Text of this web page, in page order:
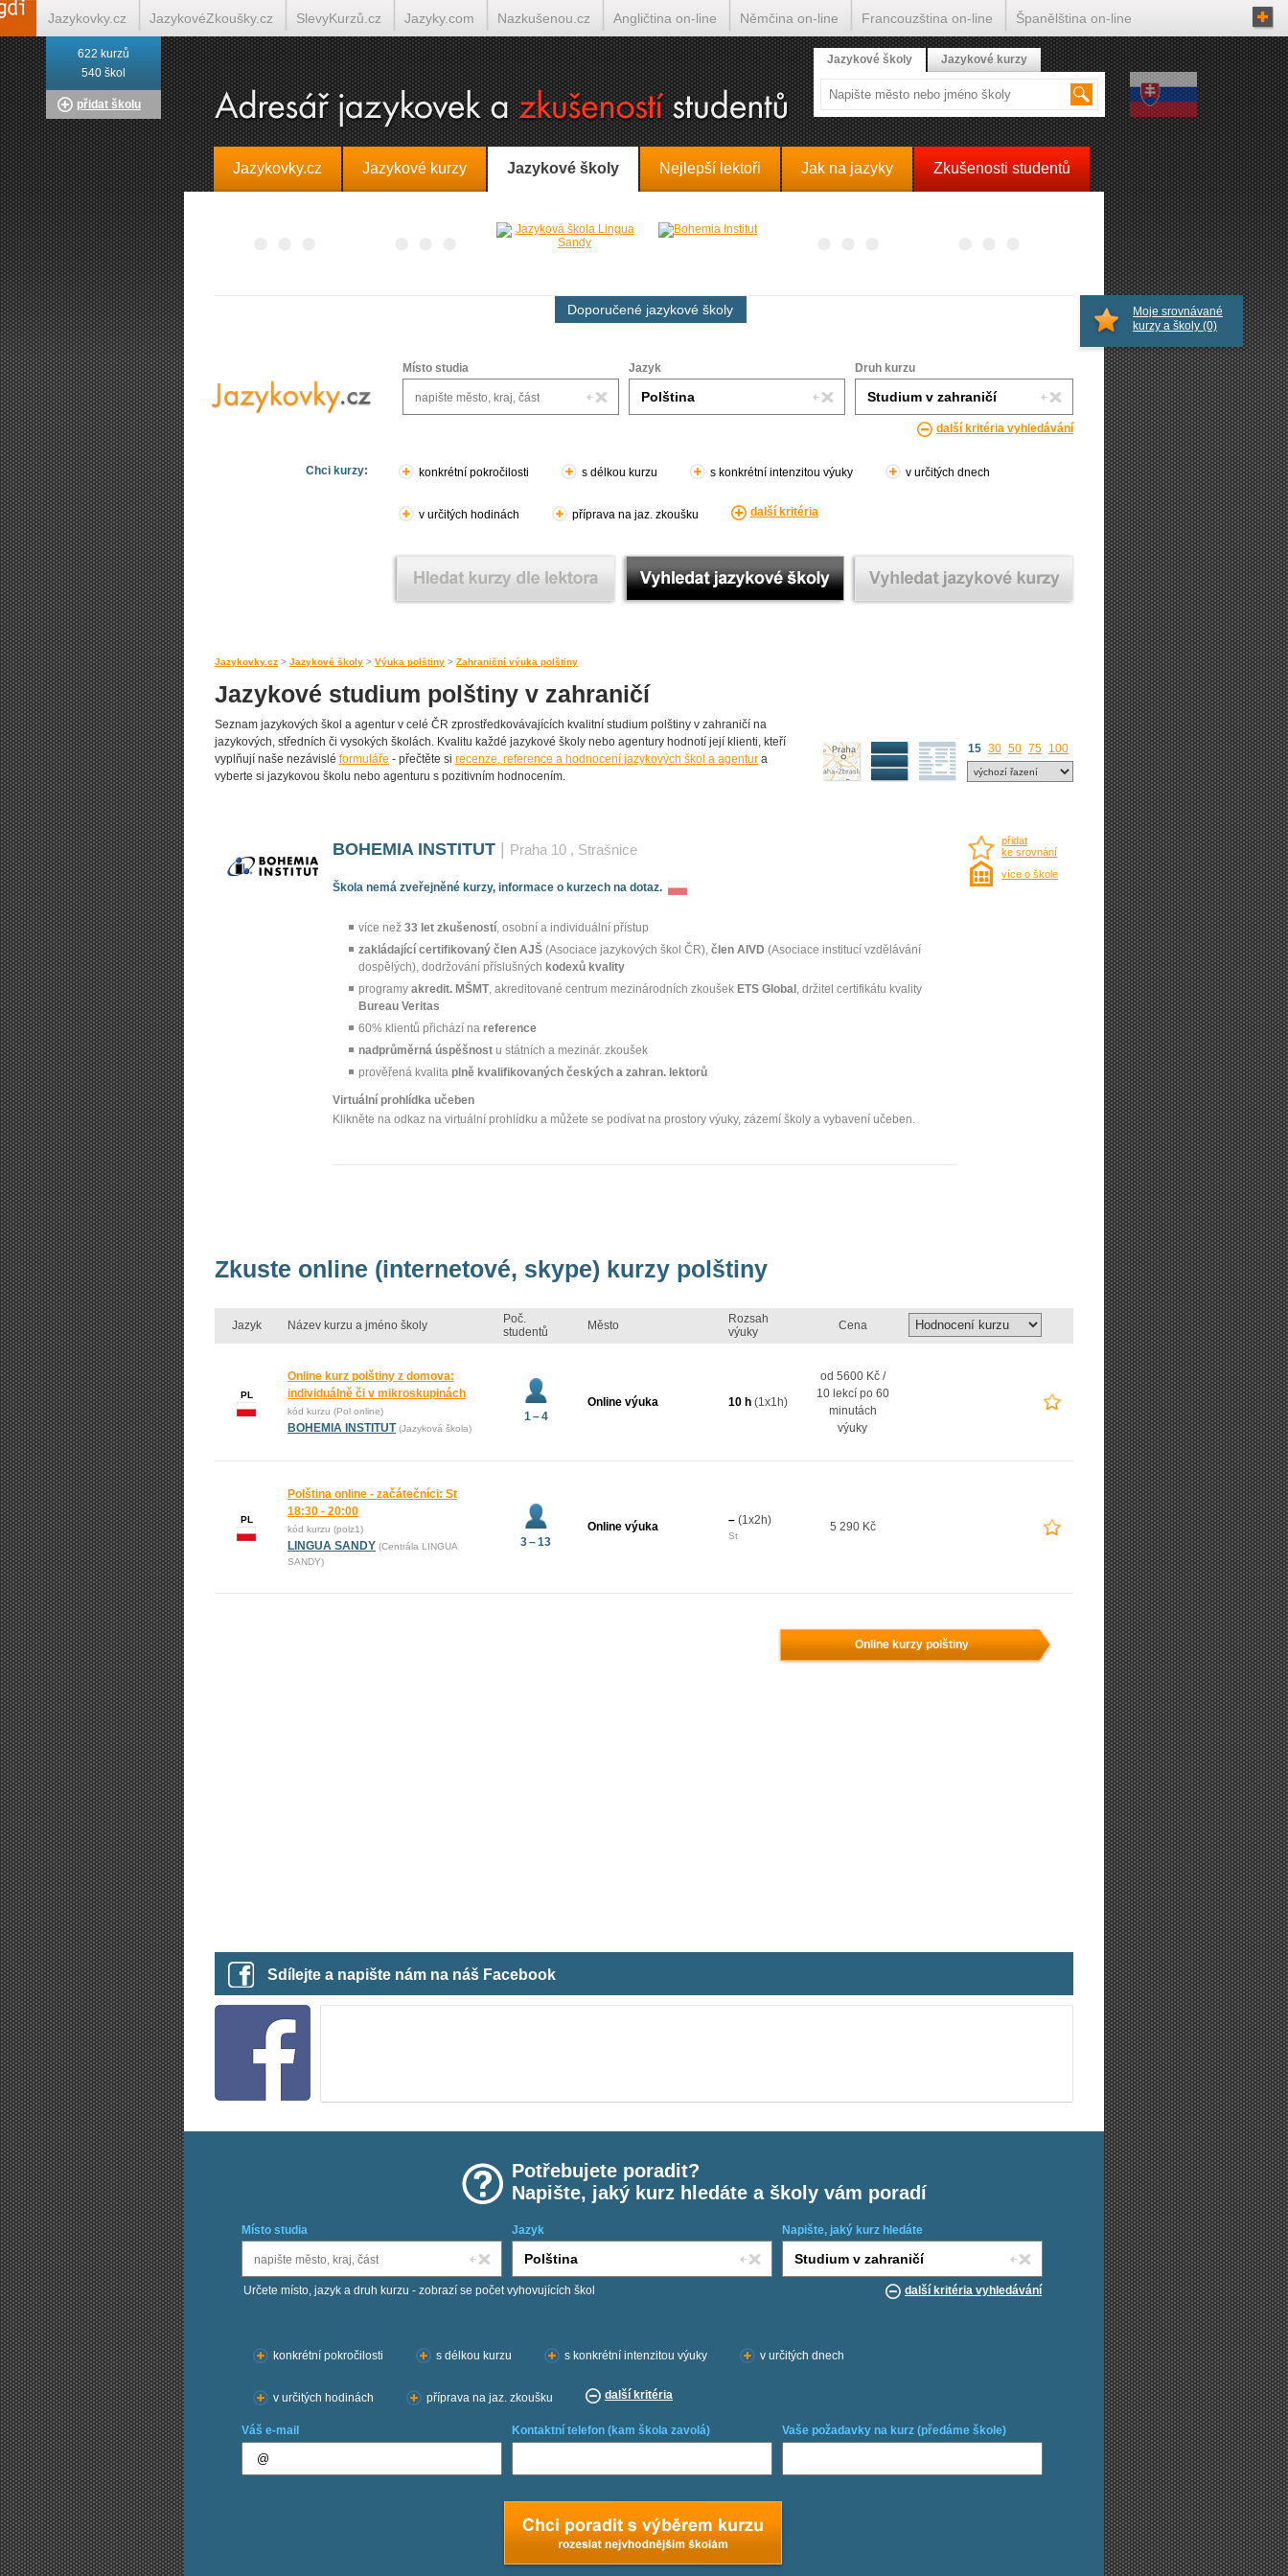
Jazykovky.cz Jazykové kurzy Jazykové školy Nejlepší lektoři Jak na jazyky Zkušenosti studentů
Doporučené jazykové školy
Místo studia Jazyk Druh kurzu
další kritéria vyhledávání
Chci kurzy: konkrétní pokročilosti s délkou kurzu s konkrétní intenzitou výuky v určitých dnech
v určitých hodinách příprava na jaz. zkoušku další kritéria
Jazykovky.cz > Jazykové školy > Výuka polštiny > Zahraniční výuka polštiny
Jazykové studium polštiny v zahraničí
Seznam jazykových škol a agentur v celé ČR zprostředkovávajících kvalitní studium polštiny v zahraničí na
jazykových, středních či vysokých školách. Kvalitu každé jazykové školy nebo agentury hodnotí její klienti, kteří
vyplňují naše nezávislé formuláře - přečtěte si recenze, reference a hodnocení jazykových škol a agentur a
vyberte si jazykovou školu nebo agenturu s pozitivním hodnocením.
15 30 50 75 100
BOHEMIA INSTITUT Praha 10 , Strašnice
Škola nemá zveřejněné kurzy, informace o kurzech na dotaz.
přidat
ke srovnání
více o škole
více než 33 let zkušeností, osobní a individuální přístup
zakládající certifikovaný člen AJŠ (Asociace jazykových škol ČR), člen AIVD (Asociace institucí vzdělávání
dospělých), dodržování příslušných kodexů kvality
programy akredit. MŠMT, akreditované centrum mezinárodních zkoušek ETS Global , držitel certifikátu kvality
Bureau Veritas
60% klientů přichází na reference
nadprůměrná úspěšnost u státních a mezinár. zkoušek
prověřená kvalita plně kvalifikovaných českých a zahran. lektorů
Virtuální prohlídka učeben
Klikněte na odkaz na virtuální prohlídku a můžete se podívat na prostory výuky, zázemí školy a vybavení učeben.
Zkuste online (internetové, skype) kurzy polštiny
Jazyk Název kurzu a jméno školy
Poč.
studentů
Město
Rozsah
výuky
Cena
PL
Online kurz polštiny z domova:
individuálně či v mikroskupinách
kód kurzu (Pol online)
BOHEMIA INSTITUT (Jazyková škola)
1 – 4
Online výuka 10 h (1x1h)
od 5600 Kč /
10 lekcí po 60
minutách
výuky
PL
Polština online - začátečníci: St
18:30 - 20:00
kód kurzu (polz1)
LINGUA SANDY (Centrála LINGUA
SANDY)
3 – 13
Online výuka – (1x2h)
St
5 290 Kč
Online kurzy polštiny
Sdílejte a napište nám na náš Facebook
Potřebujete poradit?
Napište, jaký kurz hledáte a školy vám poradí
Místo studia Jazyk Napište, jaký kurz hledáte
Určete místo, jazyk a druh kurzu - zobrazí se počet vyhovujících škol další kritéria vyhledávání
konkrétní pokročilosti
s délkou kurzu s konkrétní intenzitou výuky v určitých dnech
v určitých hodinách příprava na jaz. zkoušku další kritéria
Váš e-mail Kontaktní telefon (kam škola zavolá) Vaše požadavky na kurz (předáme škole)
Moje srovnávané
kurzy a školy (0)
622 kurzů
540 škol
přidat školu
Jazykové školy Jazykové kurzy
Jazykovky.cz JazykovéZkoušky.cz SlevyKurzů.cz Jazyky.com Nazkušenou.cz Angličtina on-line Němčina on-line Francouzština on-line Španělština on-line
Italština on-line Tlumočení-Překlady.cz Překládá.cz Tlumočí.cz